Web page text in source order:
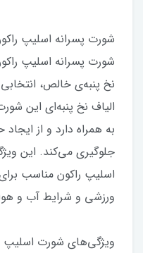
شورت پسرانه اسلیپ
شورت پسرانه اسلیپ
نخ پنبه‌ی خالص،
الیاف نخ پنبه‌ای این
به همراه دارد و از
جلوگیری می‌کند. این
اسلیپ راکون مناسب
ورزشی و شرایط آب و
ویژگی‌های شورت اسلیپ